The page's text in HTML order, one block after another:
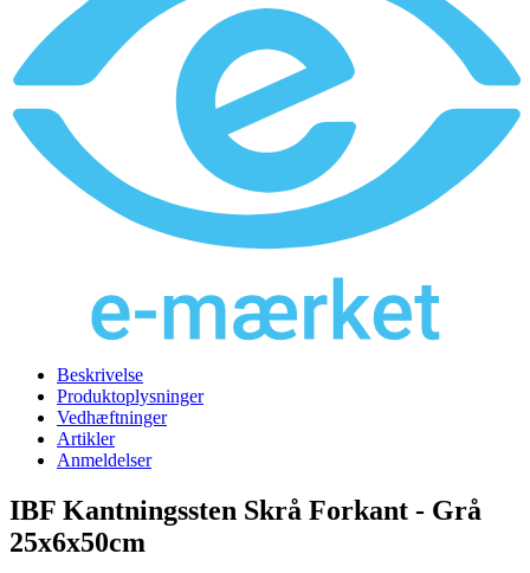
Beskrivelse
Produktoplysninger
Vedhæftninger
Artikler
Anmeldelser
IBF Kantningssten Skrå Forkant - Grå
25x6x50cm